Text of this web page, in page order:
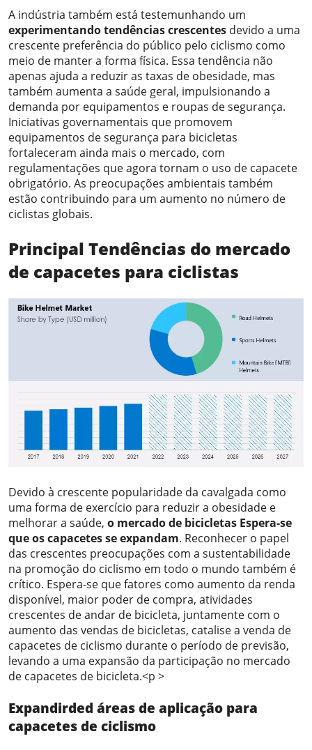
A indústria também está testemunhando um
experimentando tendências crescentes devido a uma
crescente preferência do público pelo ciclismo como
meio de manter a forma física. Essa tendência não
apenas ajuda a reduzir as taxas de obesidade, mas
também aumenta a saúde geral, impulsionando a
demanda por equipamentos e roupas de segurança.
Iniciativas governamentais que promovem
equipamentos de segurança para bicicletas
fortaleceram ainda mais o mercado, com
regulamentações que agora tornam o uso de capacete
obrigatório. As preocupações ambientais também
estão contribuindo para um aumento no número de
ciclistas globais.
Principal Tendências do mercado
de capacetes para ciclistas
Devido à crescente popularidade da cavalgada como
uma forma de exercício para reduzir a obesidade e
melhorar a saúde, o mercado de bicicletas Espera-se
que os capacetes se expandam. Reconhecer o papel
das crescentes preocupações com a sustentabilidade
na promoção do ciclismo em todo o mundo também é
crítico. Espera-se que fatores como aumento da renda
disponível, maior poder de compra, atividades
crescentes de andar de bicicleta, juntamente com o
aumento das vendas de bicicletas, catalise a venda de
capacetes de ciclismo durante o período de previsão,
levando a uma expansão da participação no mercado
de capacetes de bicicleta.<p >
Expandirded áreas de aplicação para
capacetes de ciclismo